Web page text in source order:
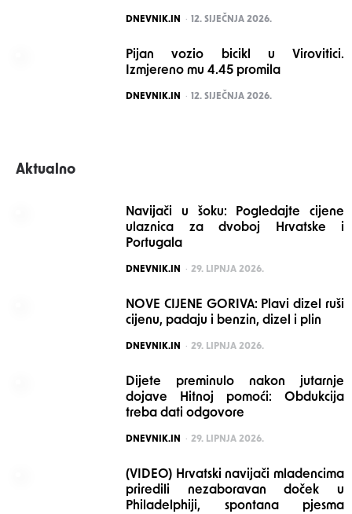
POSTED
DNEVNIK.IN 12. SIJEČNJA 2026.
Pijan vozio bicikl u Virovitici.
Izmjereno mu 4.45 promila
POSTED
DNEVNIK.IN 12. SIJEČNJA 2026.
Aktualno
Navijači u šoku: Pogledajte cijene
ulaznica za dvoboj Hrvatske i
Portugala
POSTED
DNEVNIK.IN 29. LIPNJA 2026.
NOVE CIJENE GORIVA: Plavi dizel ruši
cijenu, padaju i benzin, dizel i plin
POSTED
DNEVNIK.IN 29. LIPNJA 2026.
Dijete preminulo nakon jutarnje
dojave Hitnoj pomoći: Obdukcija
treba dati odgovore
POSTED
DNEVNIK.IN 29. LIPNJA 2026.
(VIDEO) Hrvatski navijači mladencima
priredili nezaboravan doček u
Philadelphiji, spontana pjesma